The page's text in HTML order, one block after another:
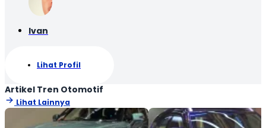
Ivan
Lihat Profil
Artikel Tren Otomotif
Lihat Lainnya